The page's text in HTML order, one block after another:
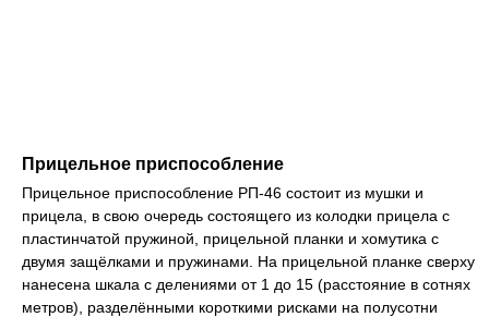
Прицельное приспособление
Прицельное приспособление РП-46 состоит из мушки и
прицела, в свою очередь состоящего из колодки прицела с
пластинчатой пружиной, прицельной планки и хомутика с
двумя защёлками и пружинами. На прицельной планке сверху
нанесена шкала с делениями от 1 до 15 (расстояние в сотнях
метров), разделёнными короткими рисками на полусотни